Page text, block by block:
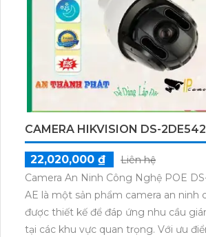
CAMERA HIKVISION DS-
22,020,000 ₫
Liên hệ
Camera An Ninh Công Nghệ POE
AE là một sản phẩm camera an ninh
được thiết kế để đáp ứng nhu cầu
tại các khu vực quan trọng. Với ưu